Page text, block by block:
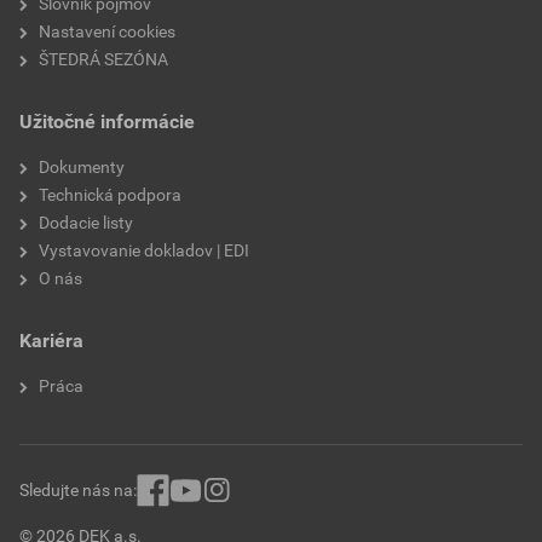
paropriepustnosť
značka
Nastavení cookies
ŠTEDRÁ SEZÓNA
Užitočné informácie
Dokumenty
Technická podpora
Dodacie listy
Vystavovanie dokladov | EDI
O nás
Kariéra
Práca
© 2026 DEK a.s.
Sledujte nás na: